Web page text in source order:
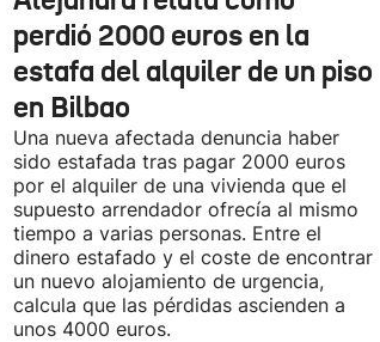
perdió 2000 euros en la
estafa del alquiler de un piso
en Bilbao
Una nueva afectada denuncia haber
sido estafada tras pagar 2000 euros
por el alquiler de una vivienda que el
supuesto arrendador ofrecía al mismo
tiempo a varias personas. Entre el
dinero estafado y el coste de encontrar
un nuevo alojamiento de urgencia,
calcula que las pérdidas ascienden a
unos 4000 euros.